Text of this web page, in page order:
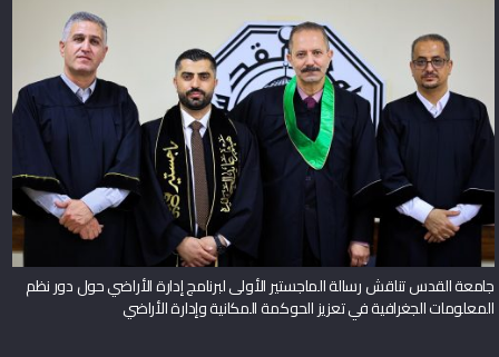
جامعة القدس تناقش رسالة الماجستير الأولى لبرنامج إدارة الأراضي حول دور نظم
المعلومات الجغرافية في تعزيز الحوكمة المكانية وإدارة الأراضي